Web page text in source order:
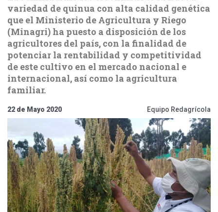
variedad de quinua con alta calidad genética
que el Ministerio de Agricultura y Riego
(Minagri) ha puesto a disposición de los
agricultores del país, con la finalidad de
potenciar la rentabilidad y competitividad
de este cultivo en el mercado nacional e
internacional, así como la agricultura
familiar.
22 de Mayo 2020 Equipo Redagrícola